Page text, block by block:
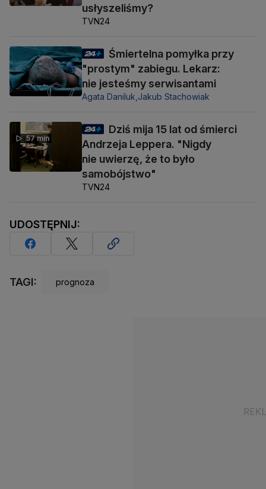
usłyszeliśmy?
TVN24
Śmiertelna pomyłka przy
"prostym" zabiegu. Lekarz:
nie jesteśmy serwisantami
Agata Daniluk, Jakub Stachowiak
57 min
Dziś mija 15 lat od śmierci
Andrzeja Leppera. "Nigdy
nie uwierzę, że to było
samobójstwo"
TVN24
UDOSTĘPNIJ:
TAGI: prognoza